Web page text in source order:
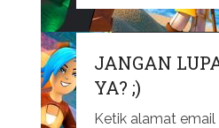
JANGAN
YA? ;)
Ketik alamat email